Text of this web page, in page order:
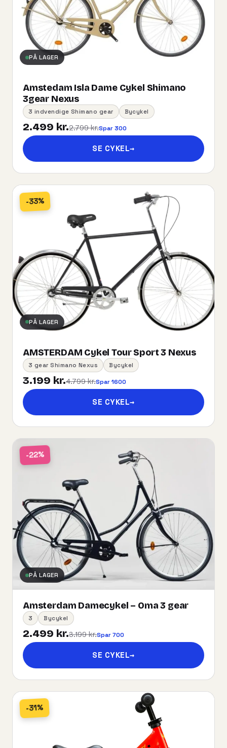
PÅ LAGER
Amstedam Isla Dame Cykel Shimano
3gear Nexus
3 indvendige Shimano gear Bycykel
2.499 kr.2.799 kr.Spar 300
SE CYKEL→
-33%
PÅ LAGER
AMSTERDAM Cykel Tour Sport 3 Nexus
3 gear Shimano Nexus Bycykel
3.199 kr.4.799 kr.Spar 1600
SE CYKEL→
-22%
PÅ LAGER
Amsterdam Damecykel – Oma 3 gear
3 Bycykel
2.499 kr.3.199 kr.Spar 700
SE CYKEL→
-31%